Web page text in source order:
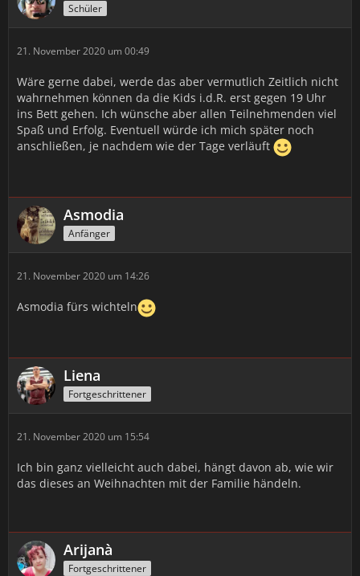
Schüler
21. November 2020 um 00:49
Wäre gerne dabei, werde das aber vermutlich Zeitlich nicht
wahrnehmen können da die Kids i.d.R. erst gegen 19 Uhr
ins Bett gehen. Ich wünsche aber allen Teilnehmenden viel
Spaß und Erfolg. Eventuell würde ich mich später noch
anschließen, je nachdem wie der Tage verläuft
Asmodia
Anfänger
21. November 2020 um 14:26
Asmodia fürs wichteln
Liena
Fortgeschrittener
21. November 2020 um 15:54
Ich bin ganz vielleicht auch dabei, hängt davon ab, wie wir
das dieses an Weihnachten mit der Familie händeln.
Arijanà
Fortgeschrittener